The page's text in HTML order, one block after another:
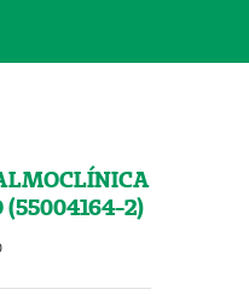
(55004164-2)